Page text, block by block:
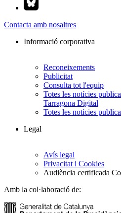
Contacta amb nosaltres
Informació corporativa
Reconeixements
Publicitat
Consulta tot l'equip
Totes les notícies
Tarragona Digital
Totes les notícies
Legal
Avís legal
Privacitat i Cookies
Audiència certificada
Amb la col·laboració de: